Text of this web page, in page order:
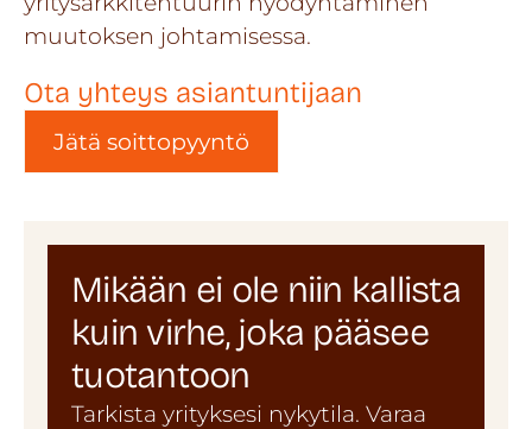
muutoksen johtamisessa.
Ota yhteys asiantuntijaan
Jätä soittopyyntö
Mikään ei ole niin kallista
kuin virhe, joka pääsee
tuotantoon
Tarkista yrityksesi nykytila. Varaa